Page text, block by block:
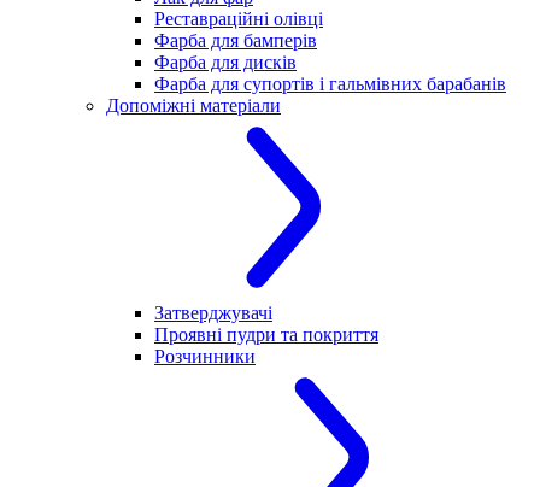
Реставраційні олівці
Фарба для бамперів
Фарба для дисків
Фарба для супортів і гальмівних барабанів
Допоміжні матеріали
Затверджувачі
Проявні пудри та покриття
Розчинники